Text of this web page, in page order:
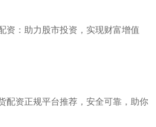
资：助力股市投资，实现财富增值
配资正规平台推荐，安全可靠，助你